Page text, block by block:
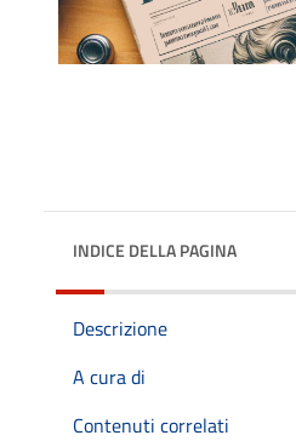
INDICE DELLA PAGINA
Descrizione
A cura di
Contenuti correlati